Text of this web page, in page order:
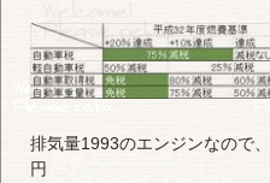
排気量1993のエンジンなので
円